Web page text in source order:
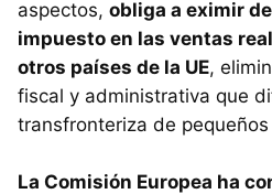
aspectos, obliga a eximir
impuesto en las ventas
otros países de la UE,
fiscal y administrativa que
transfronteriza de
La Comisión Europea ha